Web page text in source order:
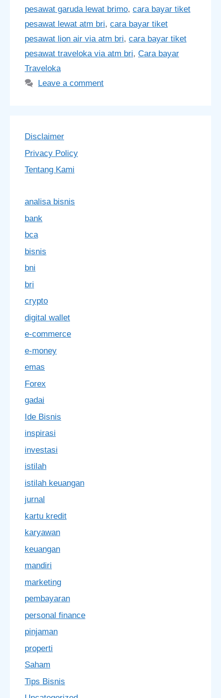
pesawat garuda lewat brimo, cara bayar tiket
pesawat lewat atm bri, cara bayar tiket
pesawat lion air via atm bri, cara bayar tiket
pesawat traveloka via atm bri, Cara bayar
Traveloka
Leave a comment
Disclaimer
Privacy Policy
Tentang Kami
analisa bisnis
bank
bca
bisnis
bni
bri
crypto
digital wallet
e-commerce
e-money
emas
Forex
gadai
Ide Bisnis
inspirasi
investasi
istilah
istilah keuangan
jurnal
kartu kredit
karyawan
keuangan
mandiri
marketing
pembayaran
personal finance
pinjaman
properti
Saham
Tips Bisnis